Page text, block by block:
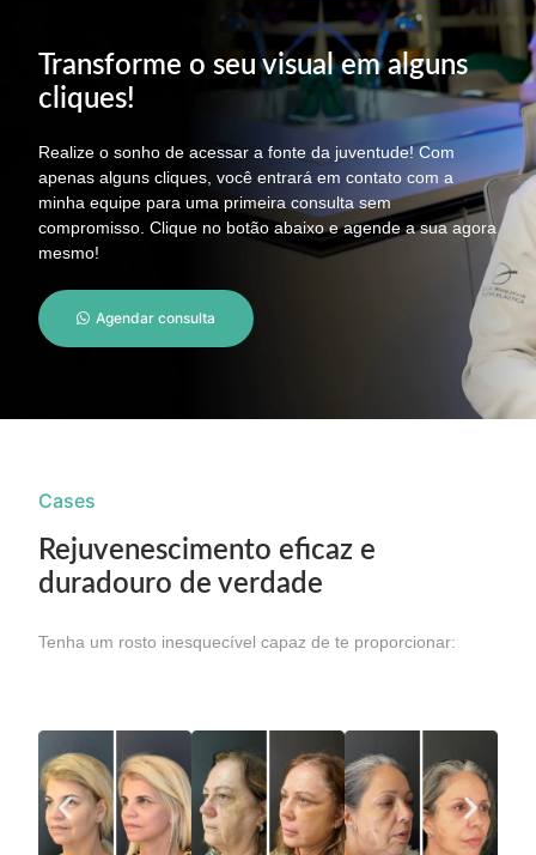
Transforme o seu visual em alguns
cliques!
Realize o sonho de acessar a fonte da juventude! Com
apenas alguns cliques, você entrará em contato com a
minha equipe para uma primeira consulta sem
compromisso. Clique no botão abaixo e agende a sua agora
mesmo!
Agendar consulta
Cases
Rejuvenescimento eficaz e
duradouro de verdade
Tenha um rosto inesquecível capaz de te proporcionar: